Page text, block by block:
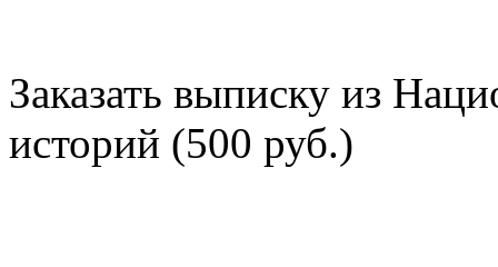
Заказать выписку из
историй (500 руб.)